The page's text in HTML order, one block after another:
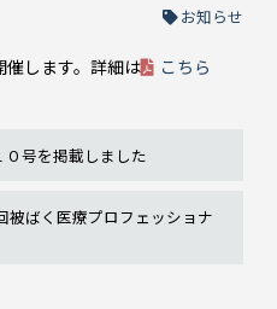
お知らせ
催します。詳細は こちら
号を掲載しました
被ばく医療プロフェッショナ